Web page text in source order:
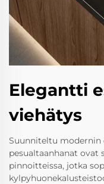
Elegantti
viehätys
Suunniteltu modernin
pesualtaanhanat ovat
pinnoitteissa, jotka